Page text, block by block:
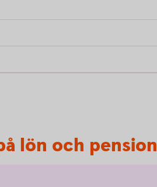
lön och pension